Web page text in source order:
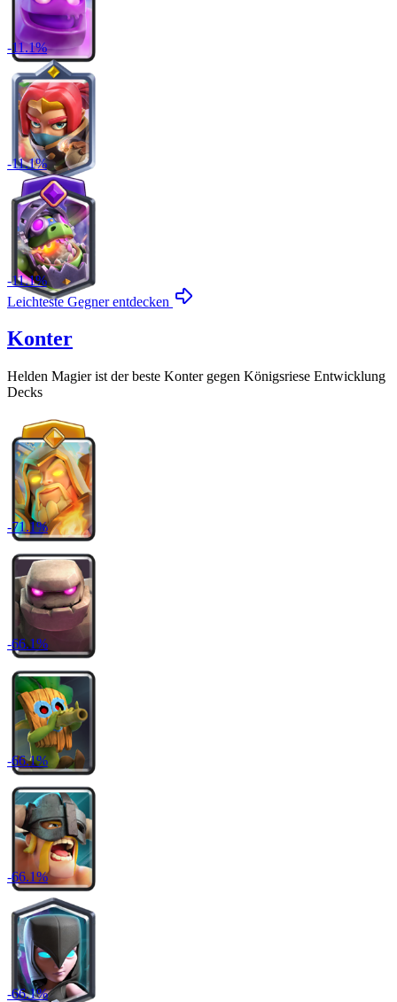
-11.1%
-11.1%
-11.1%
Leichteste Gegner entdecken
Konter
Helden Magierist der beste Konter gegen Königsriese Entwicklung
Decks
-71.1%
-66.1%
-66.1%
-66.1%
-66.1%